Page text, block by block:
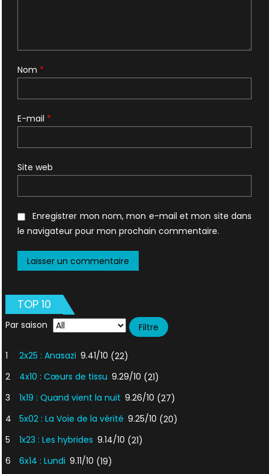
Nom *
E-mail *
Site web
Enregistrer mon nom, mon e-mail et mon site dans
le navigateur pour mon prochain commentaire.
TOP 10
Par saison
1 2x25 : Anasazi 9.41/10 (22)
2
4x10 : Cœurs de tissu 9.29/10 (21)
3
1x19 : Quand vient la nuit 9.26/10 (27)
4
5x02 : La Voie de la vérité 9.25/10 (20)
5
1x23 : Les hybrides 9.14/10 (21)
6
6x14 : Lundi 9.11/10 (19)